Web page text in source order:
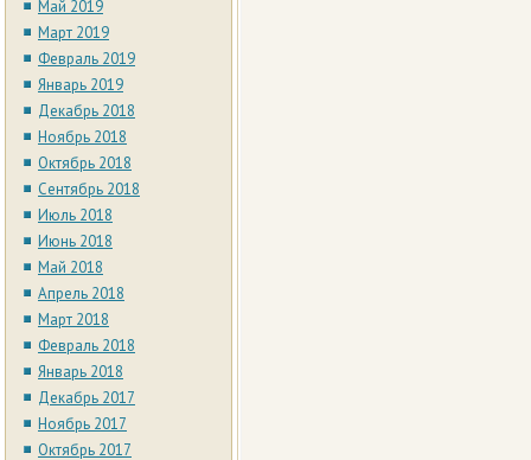
Май 2019
Март 2019
Февраль 2019
Январь 2019
Декабрь 2018
Ноябрь 2018
Октябрь 2018
Сентябрь 2018
Июль 2018
Июнь 2018
Май 2018
Апрель 2018
Март 2018
Февраль 2018
Январь 2018
Декабрь 2017
Ноябрь 2017
Октябрь 2017